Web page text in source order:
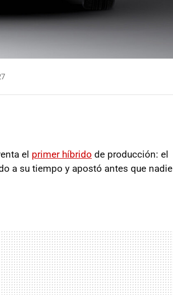
el primer híbrido de producción: el
a su tiempo y apostó antes que nadie